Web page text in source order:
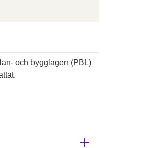
och bygglagen (PBL)